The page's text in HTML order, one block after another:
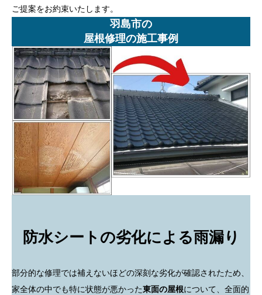
ご提案をお約束いたします。
羽島市の
屋根修理の施工事例
防水シートの劣化による雨漏り
部分的な修理では補えないほどの深刻な劣化が確認されたため、
家全体の中でも特に状態が悪かった東面の屋根について、全面的